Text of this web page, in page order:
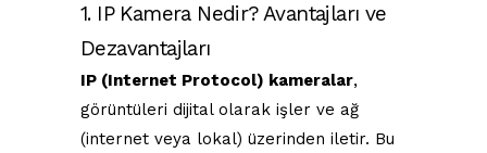
1. IP Kamera Nedir? Avantajları ve
Dezavantajları
IP (Internet Protocol) kameralar,
görüntüleri dijital olarak işler ve ağ
(internet veya lokal) üzerinden iletir. Bu